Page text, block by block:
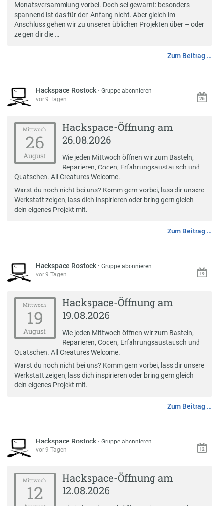
Monatsversammlung vorbei. Doch sei gewarnt: besonders
spannend ist das für den Anfang nicht. Aber gleich im
Anschluss gehen wir zu unseren üblichen Projekten über – oder
zeigen dir die …
Zum Beitrag …
Hackspace Rostock ·Gruppe abonnieren
vor 9 Tagen
Mittwoch
26
August
Hackspace-Öffnung am
26.08.2026
Wie jeden Mittwoch öffnen wir zum Basteln,
Reparieren, Coden, Erfahrungsaustausch und
Quatschen. All Creatures Welcome.
Warst du noch nicht bei uns? Komm gern vorbei, lass dir unsere
Werkstatt zeigen, lass dich inspirieren oder bring gern gleich
dein eigenes Projekt mit.
Zum Beitrag …
Hackspace Rostock ·Gruppe abonnieren
vor 9 Tagen
Mittwoch
19
August
Hackspace-Öffnung am
19.08.2026
Wie jeden Mittwoch öffnen wir zum Basteln,
Reparieren, Coden, Erfahrungsaustausch und
Quatschen. All Creatures Welcome.
Warst du noch nicht bei uns? Komm gern vorbei, lass dir unsere
Werkstatt zeigen, lass dich inspirieren oder bring gern gleich
dein eigenes Projekt mit.
Zum Beitrag …
Hackspace Rostock ·Gruppe abonnieren
vor 9 Tagen
Mittwoch
12
Hackspace-Öffnung am
12.08.2026